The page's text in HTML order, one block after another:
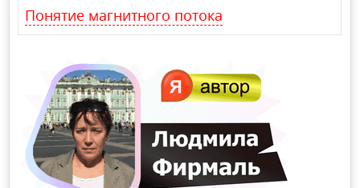
Понятие магнитного потока